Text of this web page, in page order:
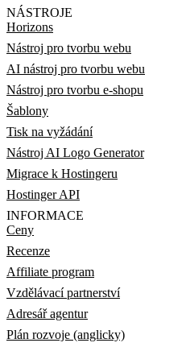
NÁSTROJE
Horizons
Nástroj pro tvorbu webu
AI nástroj pro tvorbu webu
Nástroj pro tvorbu e-shopu
Šablony
Tisk na vyžádání
Nástroj AI Logo Generator
Migrace k Hostingeru
Hostinger API
INFORMACE
Ceny
Recenze
Affiliate program
Vzdělávací partnerství
Adresář agentur
Plán rozvoje (anglicky)